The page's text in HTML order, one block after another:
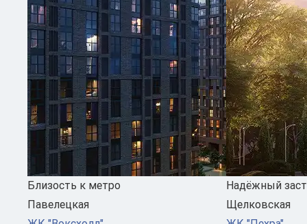
Близость к метро
Павелецкая
Надёжный
Щелковская